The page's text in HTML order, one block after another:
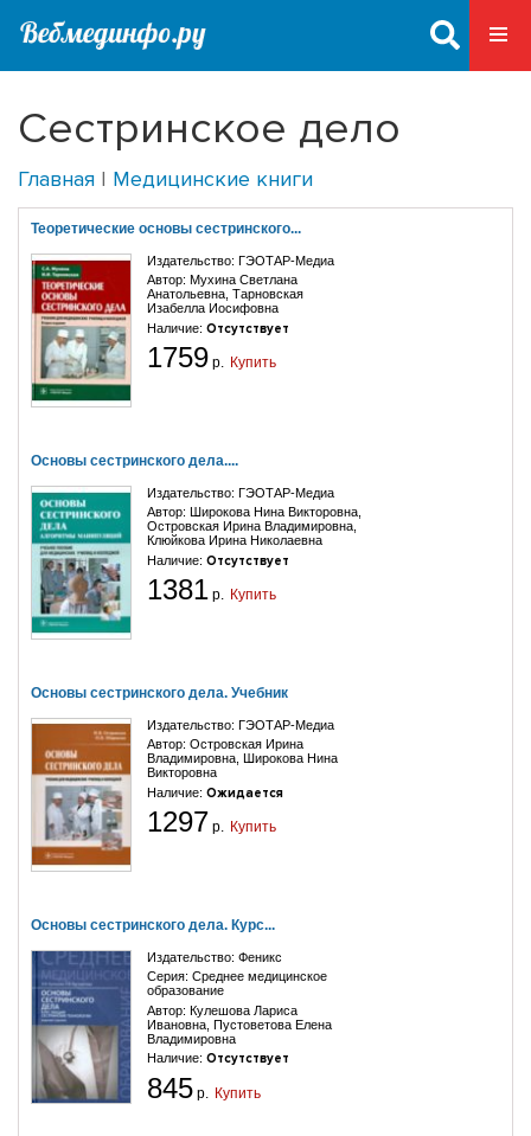
Сестринское дело
Главная | Медицинские книги
Теоретические основы сестринского...
Издательство: ГЭОТАР-Медиа
Автор: Мухина Светлана
Анатольевна Тарновская
Изабелла Иосифовна
Наличие: Отсутствует
1759 р. Купить
Основы сестринского дела....
Издательство: ГЭОТАР-Медиа
Автор:
Широкова Нина Викторовна
Островская Ирина Владимировна
Клюйкова Ирина Николаевна
Наличие: Отсутствует
1381 р. Купить
Основы сестринского дела. Учебник
Издательство: ГЭОТАР-Медиа
Автор: Островская Ирина
Владимировна
Широкова Нина
Викторовна
Наличие: Ожидается
1297 р. Купить
Основы сестринского дела. Курс...
Издательство: Феникс
Серия: Среднее медицинское
образование
Автор: Кулешова Лариса
Ивановна Пустоветова Елена
Владимировна
Наличие: Отсутствует
845 р. Купить